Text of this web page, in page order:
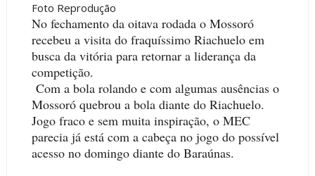
Foto Reprodução
No fechamento da oitava rodada o Mossoró
recebeu a visita do fraquíssimo Riachuelo em
busca da vitória para retornar a liderança da
competição.
Com a bola rolando e com algumas ausências o
Mossoró quebrou a bola diante do Riachuelo.
Jogo fraco e sem muita inspiração, o MEC
parecia já está com a cabeça no jogo do possível
acesso no domingo diante do Baraúnas.